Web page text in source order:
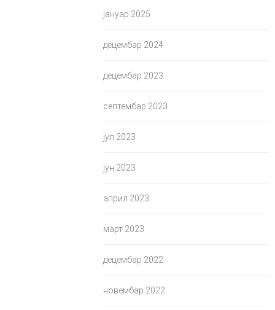
јануар 2025
децембар 2024
децембар 2023
септембар 2023
јул 2023
јун 2023
април 2023
март 2023
децембар 2022
новембар 2022